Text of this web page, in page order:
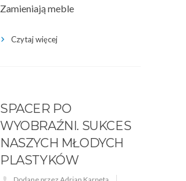
Zamieniają meble
Czytaj więcej
SPACER PO
WYOBRAŹNI. SUKCES
NASZYCH MŁODYCH
PLASTYKÓW